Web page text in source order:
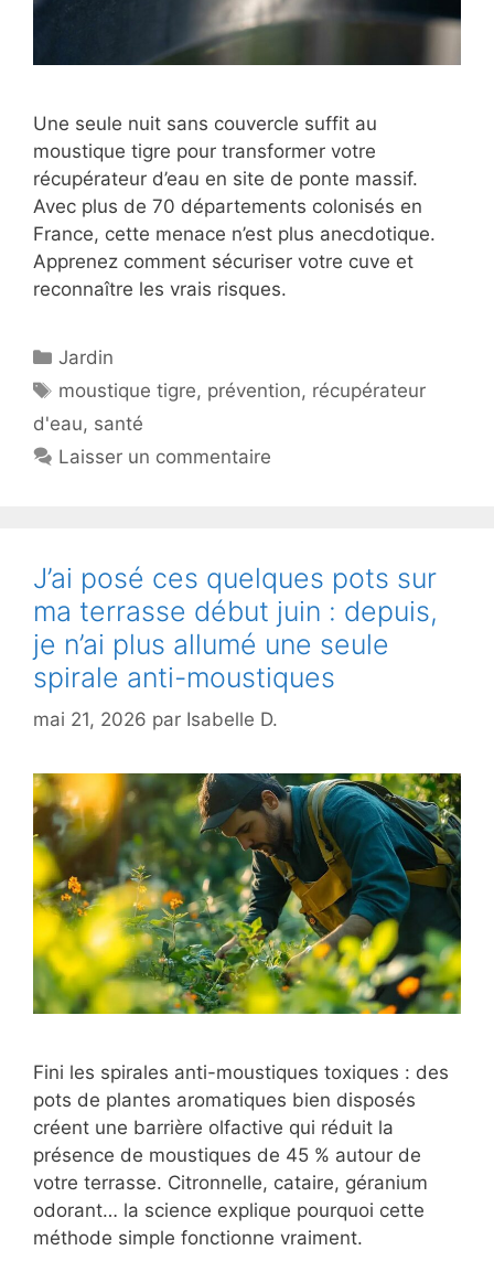
Une seule nuit sans couvercle suffit au
moustique tigre pour transformer votre
récupérateur d’eau en site de ponte massif.
Avec plus de 70 départements colonisés en
France, cette menace n’est plus anecdotique.
Apprenez comment sécuriser votre cuve et
reconnaître les vrais risques.
Catégories
Jardin
Étiquettes
moustique tigre, prévention, récupérateur
d'eau, santé
Laisser un commentaire
J’ai posé ces quelques pots sur
ma terrasse début juin : depuis,
je n’ai plus allumé une seule
spirale anti-moustiques
mai 21, 2026 par Isabelle D.
Fini les spirales anti-moustiques toxiques : des
pots de plantes aromatiques bien disposés
créent une barrière olfactive qui réduit la
présence de moustiques de 45 % autour de
votre terrasse. Citronnelle, cataire, géranium
odorant… la science explique pourquoi cette
méthode simple fonctionne vraiment.